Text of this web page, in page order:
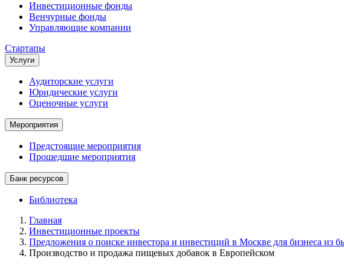
Инвестиционные фонды
Венчурные фонды
Управляющие компании
Стартапы
Услуги
Аудиторские услуги
Юридические услуги
Оценочные услуги
Мероприятия
Предстоящие мероприятия
Прошедшие мероприятия
Банк ресурсов
Библиотека
Главная
Инвестиционные проекты
Предложения о поиске инвестора и инвестиций в Москве для бизнеса из
Производство и продажа пищевых добавок в Европейском